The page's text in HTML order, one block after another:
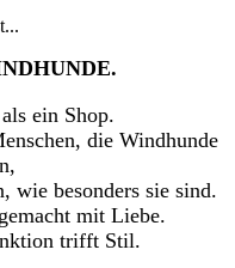
ein Shop.
die Windhunde
wie besonders sie sind.
mit Liebe.
trifft Stil.